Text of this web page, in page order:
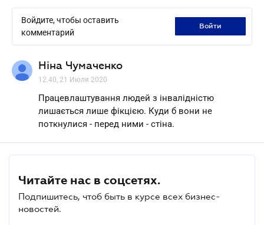
Войдите, чтобы оставить
комментарий
войти
Ніна Чумаченко
12.40, 21 Июля 2020
Працевлаштування людей з інвалідністю
лишається лише фікцією. Куди б вони не
поткнулися - перед ними - стіна.
Читайте нас в соцсетях.
Подпишитесь, чтоб быть в курсе всех бизнес-
новостей.